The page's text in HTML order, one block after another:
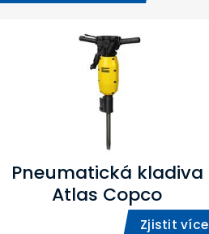
Pneumatická kladiva
Atlas Copco
Zjistit více